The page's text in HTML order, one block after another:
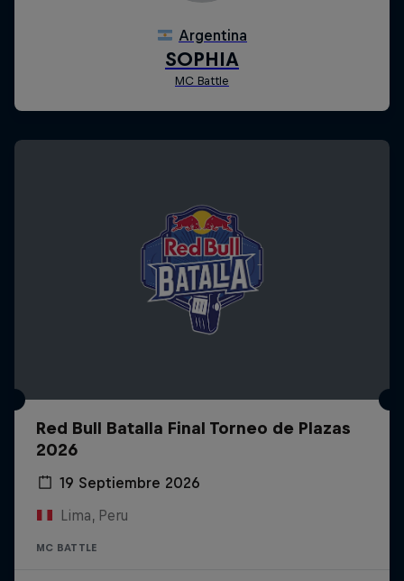
Red Bull Batalla Final Torneo de Plazas
2026
19 Septiembre 2026
Lima, Peru
MC BATTLE